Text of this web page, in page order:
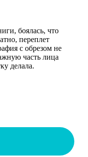
боялась, что
переплет
с обрезом не
часть лица
делала.